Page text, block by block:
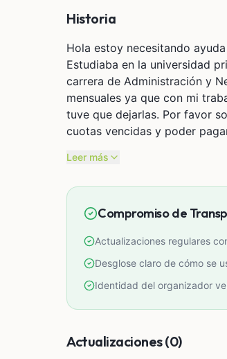
Historia
Hola estoy necesitando
Estudiaba en la universidad
carrera de Administración y
mensuales ya que con mi
tuve que dejarlas. Por favor
cuotas vencidas y poder
Leer más
Compromiso de
Actualizaciones regulares
Desglose claro de cómo se
Identidad del organizador
Actualizaciones (0)